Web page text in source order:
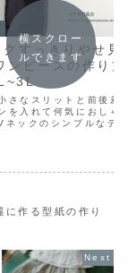
クすっきりやせ見
ンピースの作り
さなスリットと前後差
を入れて何気におしゃ
ネックのシンプルなデ
横スクロー
ルできます
作る型紙の作り